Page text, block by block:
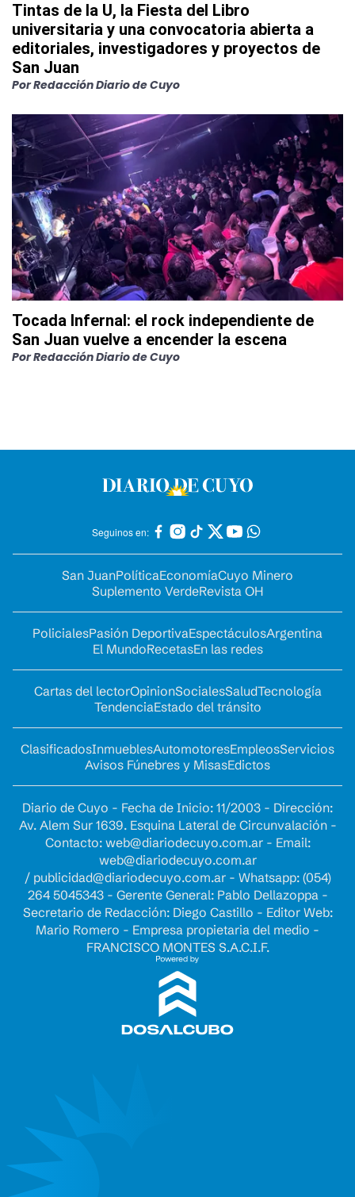
Tintas de la U, la Fiesta del Libro
universitaria y una convocatoria abierta a
editoriales, investigadores y proyectos de
San Juan
PorRedacción Diario de Cuyo
Tocada Infernal: el rock independiente de
San Juan vuelve a encender la escena
PorRedacción Diario de Cuyo
Seguinos en:
San JuanPolíticaEconomíaCuyo Minero
Suplemento VerdeRevista OH
PolicialesPasión DeportivaEspectáculosArgentina
El MundoRecetasEn las redes
Cartas del lectorOpinionSocialesSaludTecnología
TendenciaEstado del tránsito
ClasificadosInmueblesAutomotoresEmpleosServicios
Avisos Fúnebres y MisasEdictos
Diario de Cuyo - Fecha de Inicio: 11/2003 - Dirección:
Av. Alem Sur 1639. Esquina Lateral de Circunvalación -
Contacto: web@diariodecuyo.com.ar- Email:
web@diariodecuyo.com.ar
/ publicidad@diariodecuyo.com.ar- Whatsapp: (054)
264 5045343 - Gerente General: Pablo Dellazoppa -
Secretario de Redacción: Diego Castillo - Editor Web:
Mario Romero - Empresa propietaria del medio -
FRANCISCO MONTES S.A.C.I.F.